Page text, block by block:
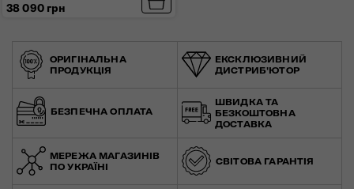
38 090 грн
ОРИГІНАЛЬНА
ПРОДУКЦІЯ
ЕКСКЛЮЗИВНИЙ
ДИСТРИБ'ЮТОР
БЕЗПЕЧНА ОПЛАТА
ШВИДКА ТА
БЕЗКОШТОВНА
ДОСТАВКА
МЕРЕЖА МАГАЗИНІВ
ПО УКРАЇНІ
СВІТОВА ГАРАНТІЯ